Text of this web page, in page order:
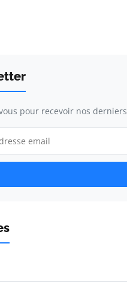
pour recevoir nos